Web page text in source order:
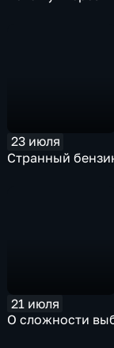
23 июля
Странный
21 июля
О сложности